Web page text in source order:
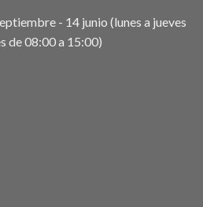
- 14 junio (lunes a jueves
de 08:00 a 15:00)